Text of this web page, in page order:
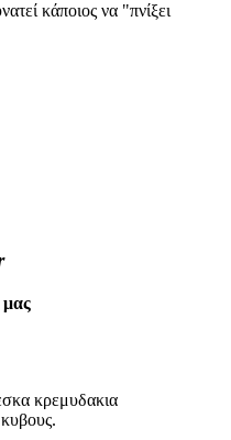
κάποιος να "πνίξει
κρεμυδακια